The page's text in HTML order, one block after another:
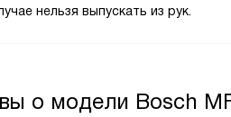
нельзя выпускать из рук.
о модели Bosch